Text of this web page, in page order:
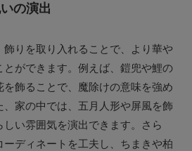
の演出
りを取り入れることで、より華や
とができます。例えば、鎧兜や鯉の
飾ることで、魔除けの意味を強め
、家の中では、五月人形や屏風を飾
い雰囲気を演出できます。さら
ディネートを工夫し、ちまきや柏